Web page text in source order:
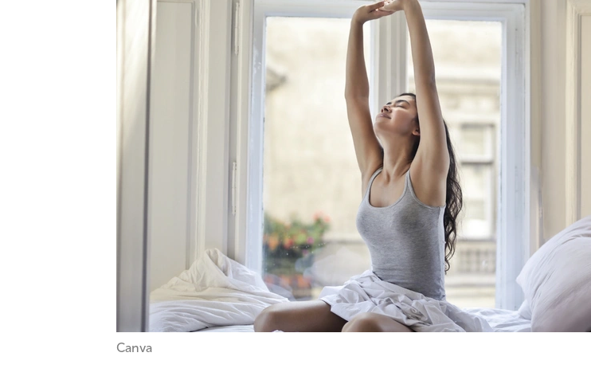
Canva